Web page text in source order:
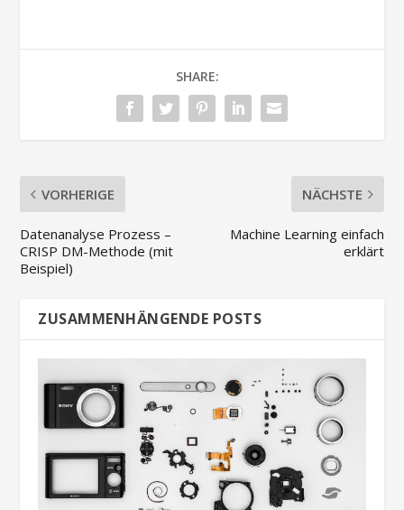
SHARE:
VORHERIGE
Datenanalyse Prozess –
CRISP DM-Methode (mit
Beispiel)
NÄCHSTE
Machine Learning einfach
erklärt
ZUSAMMENHÄNGENDE POSTS